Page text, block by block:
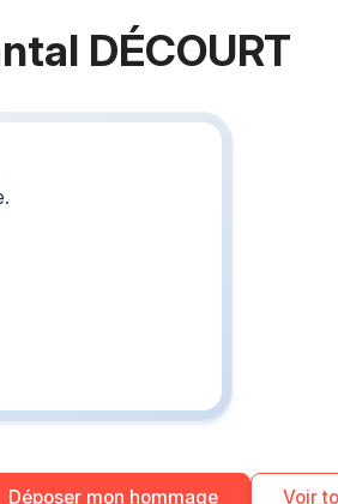
DÉCOURT
les
Déposer mon hommage Voir